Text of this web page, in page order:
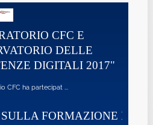
CFC E
DELLE
2017"
...
FORMAZIONE IN